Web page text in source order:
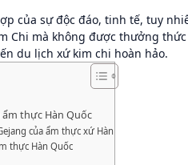
của sự độc đáo, tinh tế, tuy
Chi mà không được thưởng
du lịch xứ kim chi hoàn hảo.
thực Hàn Quốc
của ẩm thực xứ Hàn
thực Hàn Quốc